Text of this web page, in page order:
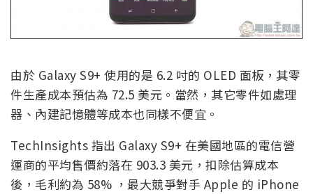
由於 Galaxy S9+ 使用的是 6.2 吋的 OLED 面板，其零
件生產成本預估為 72.5 美元。當然，其它零件如處理
器、內建記憶體等成本也同樣不便宜。
TechInsights 指出 Galaxy S9+ 在美國地區的電信營
運商的平均售價約落在 903.3 美元，扣除估算成本
後，毛利約為 58% ，最大競爭對手 Apple 的 iPhone